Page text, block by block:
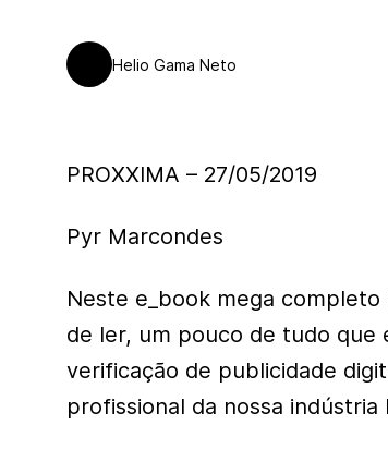
Helio Gama Neto
PROXXIMA – 27/05/2019
Pyr Marcondes
Neste e_book mega
de ler, um pouco de tudo
verificação de publicidade
profissional da nossa indústria